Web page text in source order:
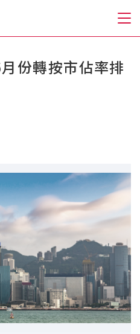
份轉按市佔率排